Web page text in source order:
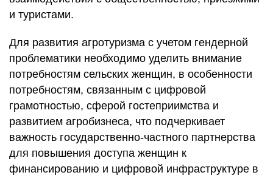
и туристами.
Для развития агротуризма с учетом гендерной
проблематики необходимо уделить внимание
потребностям сельских женщин, в особенности
потребностям, связанным с цифровой
грамотностью, сферой гостеприимства и
развитием агробизнеса, что подчеркивает
важность государственно-частного партнерства
для повышения доступа женщин к
финансированию и цифровой инфраструктуре в